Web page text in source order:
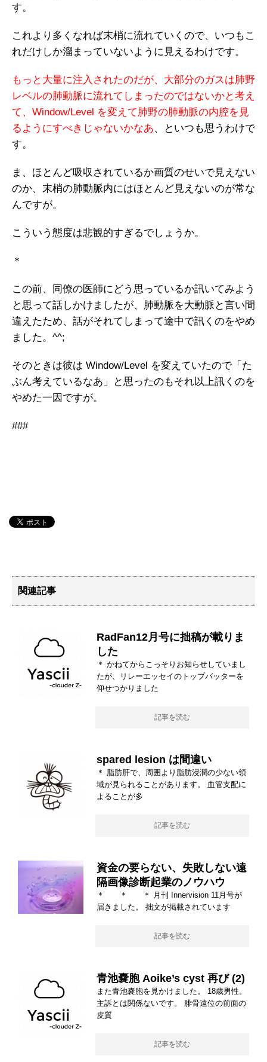
す。
これより多くなれば末梢に流れていくので、いつもこ
れだけしか溜まっていないように見えるわけです。
もっと大量に注入されたのだが、大部分のガスは肺野
レベルの肺動脈に流れてしまったのではないかと考え
て、Window/Level を変えて肺野の肺動脈の内腔を見
るようにすべきじゃないかなあ、といつも思うわけで
す。
ま、ほとんど吸収されているか画質のせいで見えない
のか、末梢の肺動脈内にはほとんど見えないのが常な
んですが。
こういう態度は悲観的すぎるでしょうか。
＊
この前、同僚の医師にどう思っているか訊いてみよう
と思って話しかけましたが、肺動脈を大動脈と言い間
違えたため、話がそれてしまって途中で訊くのをやめ
ました。^^;
そのときは彼は Window/Level を変えていたので「た
ぶん考えているなあ」と思ったのもそれ以上訊くのを
やめた一因ですが。
###
関連記事
RadFan12月号に拙稿が載りま
した
＊ かねてからこっそりお知らせしていまし
たが、リレーエッセイのトップバッターを
仰せつかりました
記事を読む
spared lesion は間違い
＊ 脂肪肝で、周囲より脂肪浸潤の少ない領
域が見られることがあります。 血管支配に
よることが多
記事を読む
資金の要らない、失敗しない遠
隔画像診断起業のノウハウ
＊ ＊ ＊ 月刊 Innervision 11月号が
届きました。 拙文が掲載されています
記事を読む
青池嚢胞 Aoike’s cyst 再び (2)
また青池嚢胞を見かけました。 18歳男性。
主訴とは関係ないです。 腓骨遠位の前面の
皮質
記事を読む